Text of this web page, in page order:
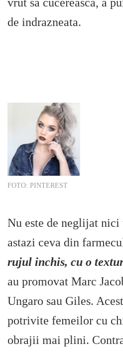
de indrazneata.
FOTO: PINTEREST
Nu este de neglijat nici
astazi ceva din
rujul inchis, cu o
au promovat Marc
Ungaro sau Giles.
potrivite femeilor cu
obrajii mai plini.